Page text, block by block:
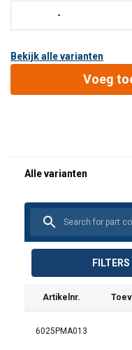
Bekijk alle varianten
Voeg
Artikelnr.
6025PMA013